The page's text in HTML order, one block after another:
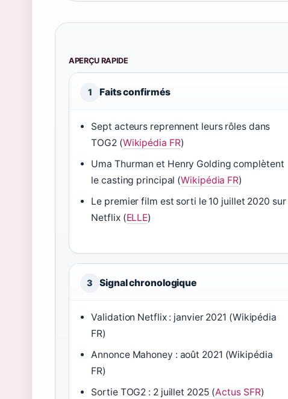
APERÇU RAPIDE
1 Faits confirmés
Sept acteurs reprennent leurs rôles dans
TOG2 (Wikipédia FR)
Uma Thurman et Henry Golding complètent
le casting principal (Wikipédia FR)
Le premier film est sorti le 10 juillet 2020 sur
Netflix (ELLE)
3 Signal chronologique
Validation Netflix : janvier 2021 (Wikipédia
FR)
Annonce Mahoney : août 2021 (Wikipédia
FR)
Sortie TOG2 : 2 juillet 2025 (Actus SFR)